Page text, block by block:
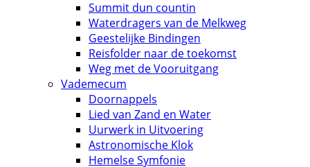
Summit dun countin
Waterdragers van de Melkweg
Geestelijke Bindingen
Reisfolder naar de toekomst
Weg met de Vooruitgang
Vademecum
Doornappels
Lied van Zand en Water
Uurwerk in Uitvoering
Astronomische Klok
Hemelse Symfonie